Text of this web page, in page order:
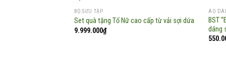
Add to
BỘ SƯU TẬP
Set quà tặng Tố Nữ cao cấp từ vải sợi dứa
9.999.000₫
ÁO
BST
dáng